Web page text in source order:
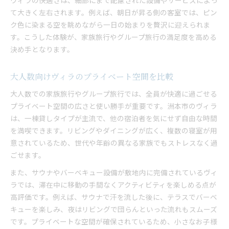
て大きく左右されます。例えば、朝日が昇る側の客室では、ピン
ク色に染まる空を眺めながら一日の始まりを贅沢に迎えられま
す。こうした体験が、家族旅行やグループ旅行の満足度を高める
決め手となります。
大人数向けヴィラのプライベート空間を比較
大人数での家族旅行やグループ旅行では、全員が快適に過ごせる
プライベート空間の広さと使い勝手が重要です。洲本市のヴィラ
は、一棟貸しタイプが主流で、他の宿泊者を気にせず自由な時間
を満喫できます。リビングやダイニングが広く、複数の寝室が用
意されているため、世代や年齢の異なる家族でもストレスなく過
ごせます。
また、サウナやバーベキュー設備が敷地内に完備されているヴィ
ラでは、滞在中に移動の手間なくアクティビティを楽しめる点が
高評価です。例えば、サウナで汗を流した後に、テラスでバーベ
キューを楽しみ、夜はリビングで団らんといった流れもスムーズ
です。プライベートな空間が確保されているため、小さなお子様